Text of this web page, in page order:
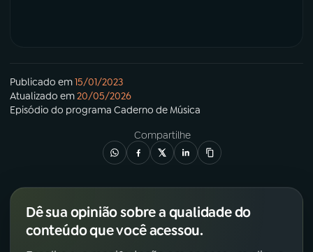
Publicado em15/01/2023
Atualizado em20/05/2026
Episódio do programa Caderno de Música
Compartilhe
Dê sua opinião sobre a qualidade do
conteúdo que você acessou.